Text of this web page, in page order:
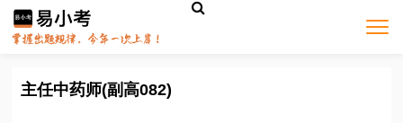
主任中药师(副高082)